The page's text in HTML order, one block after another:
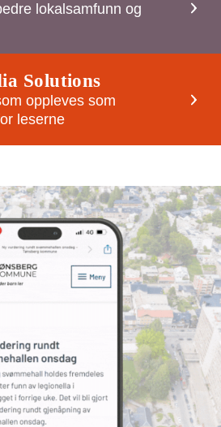
lokalsamfunn og
Solutions
oppleves som
leserne